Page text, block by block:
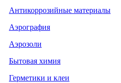
Антикоррозийные материалы
Аэрография
Аэрозоли
Бытовая химия
Герметики и клеи